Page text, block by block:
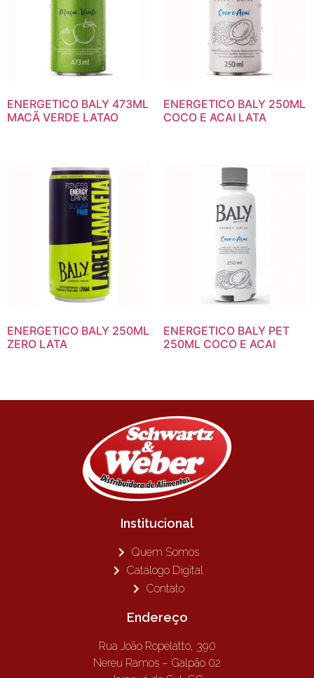
ENERGETICO BALY 473ML
MACÃ VERDE LATAO
ENERGETICO BALY 250ML
COCO E ACAI LATA
ENERGETICO BALY 250ML
ZERO LATA
ENERGETICO BALY PET
250ML COCO E ACAI
Institucional
Quem Somos
Catálogo Digital
Contato
Endereço
Rua João Ropelatto, 390
Nereu Ramos – Galpão 02